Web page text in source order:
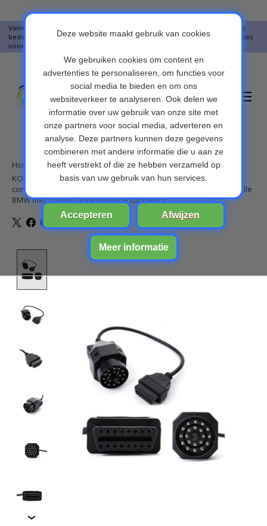
Vanwege vakantie worden er op moment geen pakketjes verstuurd. Alles
bestellingen vanaf 09-07-2026 word op 10-08-2026 verzonden. Onze excuses
voor het ongemak. Bedankt voor u begrip.
Verlanglijst
Home
KONNWEI OBD 20-pins OBD1 naar 16-pins OBD2-
connectoradapterkabel voor BMW E31 E32 E34 E36 - Werkt op alle
BMW met 20-pins diagnostische connector
Product image slideshow Items